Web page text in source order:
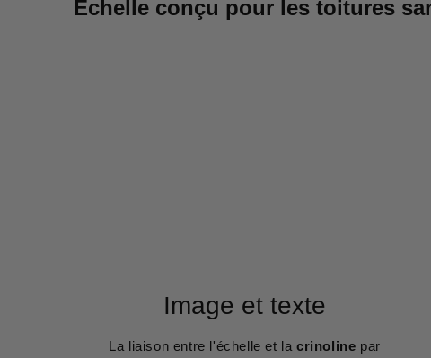
Échelle conçu pour les toitures
Image et texte
La liaison entre l'échelle et lacrinoline par